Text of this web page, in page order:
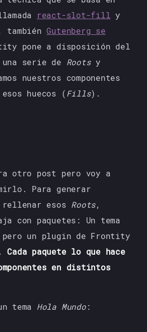
react-slot-fill y
tambiénGutenberg se
pone a disposición del
serie de Rootsy
nuestros componentes
huecos ( Fills).
otro post pero voy a
Para generar
rellenar esos Roots,
con paquetes: Un tema
pero un plugin de Frontity
Cada paquete lo que hace
en distintos
tema Hola Mundo: